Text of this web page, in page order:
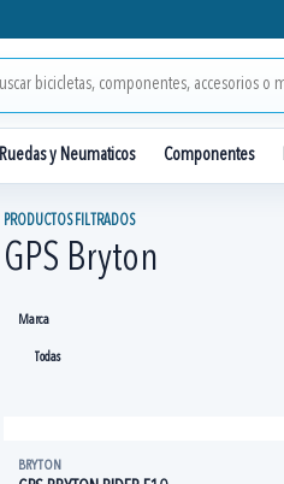
Ruedas y Neumaticos Componentes
PRODUCTOS FILTRADOS
GPS Bryton
Marca
BRYTON